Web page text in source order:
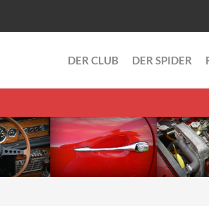
DER CLUB DER SPIDER